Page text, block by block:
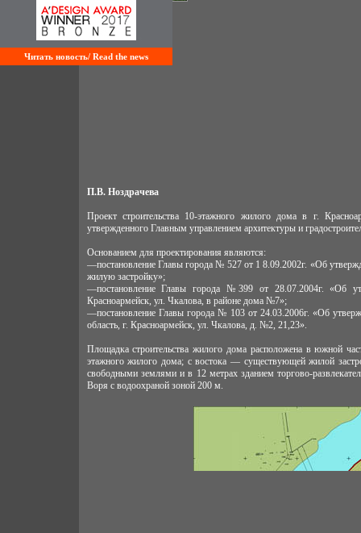
Читать новость/ Read the news
П.В. Ноздрачева
Проект строительства 10-этажного жилого дома в г.
утвержденного Главным управлением архитектуры и
Основанием для проектирования являются:
—постановление Главы города № 527 от 1 8.09.2002г. «Об
жилую застройку»;
—постановление Главы города №399 от 28.07.2004г. «Об
Красноармейск, ул. Чкалова, в районе дома №7»;
—постановление Главы города № 103 от 24.03.2006г. «Об
область, г. Красноармейск, ул. Чкалова, д. №2, 21,23».
Площадка строительства жилого дома расположена в южной
этажного жилого дома; с востока — существующей жилой
свободными землями и в 12 метрах зданием торгово-
Воря с водоохраной зоной 200 м.